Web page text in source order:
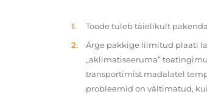
Toode tuleb täielikult
Ärge pakkige liimitud plaati
„aklimatiseeruma”
transportimist madalatel
probleemid on vältimatud,